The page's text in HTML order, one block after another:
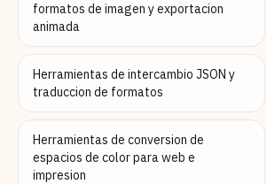
formatos de imagen y exportacion
animada
Herramientas de intercambio JSON y
traduccion de formatos
Herramientas de conversion de
espacios de color para web e
impresion